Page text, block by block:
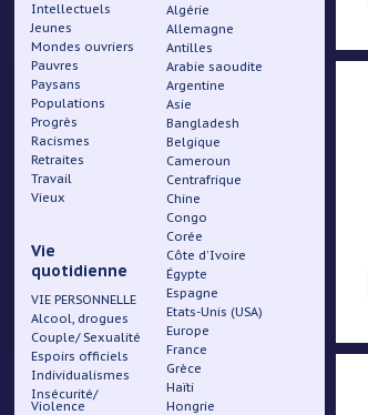
Intellectuels
Jeunes
Mondes ouvriers
Pauvres
Paysans
Populations
Progrès
Racismes
Retraites
Travail
Vieux
Vie
quotidienne
VIE PERSONNELLE
Alcool, drogues
Couple/ Sexualité
Espoirs officiels
Individualismes
Insécurité/
Violence
Algérie
Allemagne
Antilles
Arabie saoudite
Argentine
Asie
Bangladesh
Belgique
Cameroun
Centrafrique
Chine
Congo
Corée
Côte d'Ivoire
Égypte
Espagne
Etats-Unis (USA)
Europe
France
Grèce
Haïti
Hongrie